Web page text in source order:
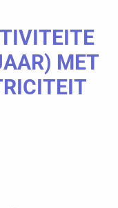
MET